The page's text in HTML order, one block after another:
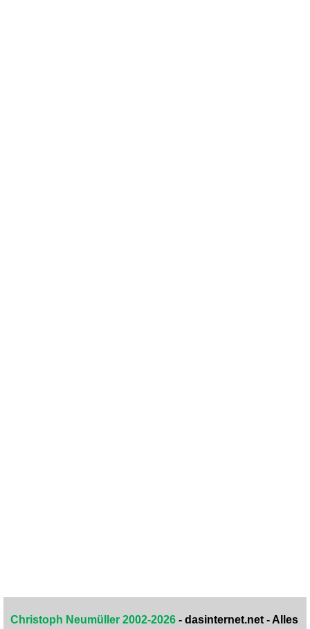
Christoph Neumüller 2002-2026 - dasinternet.net - Alles